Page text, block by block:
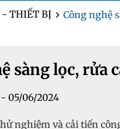
- THIẾT BỊ Công nghệ
sàng lọc, rửa
- 05/06/2024
nghiệm và cải tiến